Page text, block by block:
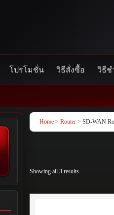
โปรโมชั่น วิธีสั่งซื้อ วิธีช
Home >Router > SD-WAN
Showing all 3 results